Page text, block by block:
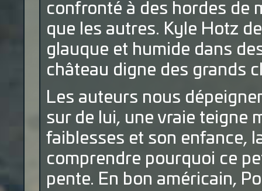
confronté à des hordes de
que les autres. Kyle Hotz
glauque et humide dans
château digne des grands
Les auteurs nous
sur de lui, une vraie teigne
faiblesses et son enfance,
comprendre pourquoi ce
pente. En bon américain,